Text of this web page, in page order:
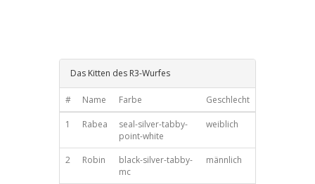
Das Kitten des R3-Wurfes
# Name Farbe Geschlecht
1 Rabea
seal-silver-tabby-
point-white
weiblich
2 Robin
black-silver-tabby-
mc
männlich